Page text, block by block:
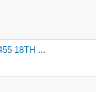
18TH ...